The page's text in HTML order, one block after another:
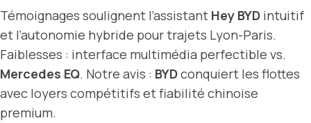
Témoignages soulignent l’assistant Hey BYD intuitif
et l’autonomie hybride pour trajets Lyon-Paris.
Faiblesses : interface multimédia perfectible vs.
Mercedes EQ. Notre avis : BYDconquiert les flottes
avec loyers compétitifs et fiabilité chinoise
premium.